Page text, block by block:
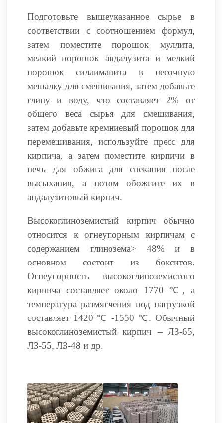
Подготовьте вышеуказанное сырье в
соответствии с соотношением формул,
затем поместите порошок муллита,
мелкий порошок андалузита и мелкий
порошок силлиманита в песочную
мешалку для смешивания, затем добавьте
глину и воду, что составляет 2% от
общего веса сырья для смешивания,
затем добавьте кремниевый порошок для
перемешивания, используйте пресс для
кирпича, а затем поместите кирпичи в
печь для обжига для спекания после
высыхания, а потом обожгите их в
андалузитовый кирпич.
Высокоглиноземистый кирпич обычно
относится к огнеупорным кирпичам с
содержанием глинозема> 48% и в
основном состоит из бокситов.
Огнеупорность высокоглиноземистого
кирпича составляет около 1770 ℃, а
температура размягчения под нагрузкой
составляет 1420 ℃ -1550 ℃. Обычный
высокоглиноземистый кирпич – ЛЗ-65,
ЛЗ-55, ЛЗ-48 и др.